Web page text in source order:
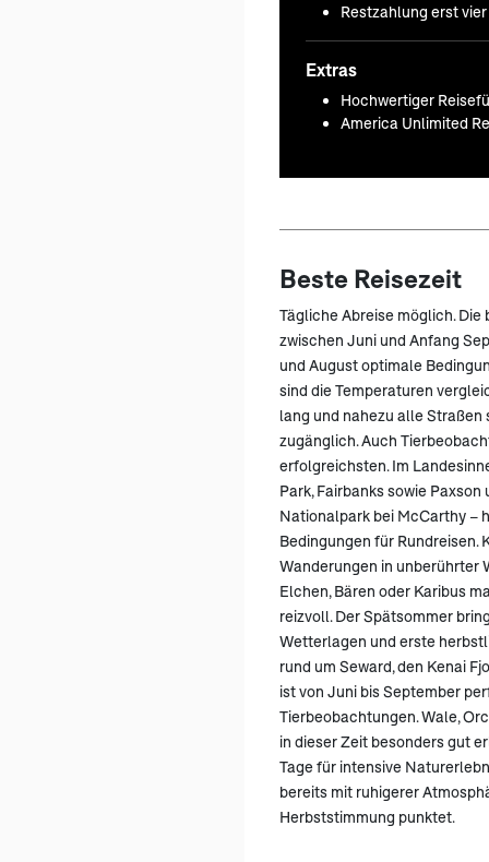
Restzahlung erst
Extras
Hochwertiger
America Unlimited
Beste Reisezeit
Tägliche Abreise möglich.
zwischen Juni und Anfang
und August optimale
sind die Temperaturen
lang und nahezu alle
zugänglich. Auch
erfolgreichsten. Im
Park, Fairbanks sowie
Nationalpark bei McCarthy –
Bedingungen für Rundreisen.
Wanderungen in unberührter
Elchen, Bären oder Karibus
reizvoll. Der Spätsommer
Wetterlagen und erste
rund um Seward, den Kenai
ist von Juni bis September
Tierbeobachtungen. Wale,
in dieser Zeit besonders gut
Tage für intensive
bereits mit ruhigerer
Herbststimmung punktet.